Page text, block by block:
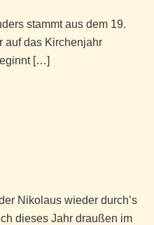
stammt aus dem 19.
auf das Kirchenjahr
[…]
Nikolaus wieder durch’s
dieses Jahr draußen im